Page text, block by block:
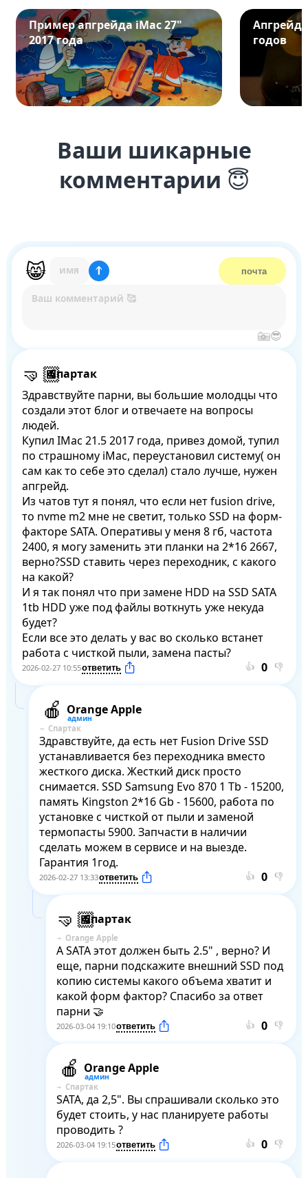
Пример апгрейда iMac 27"
2017 года
Апгрейд
годов
Ваши шикарные
комментарии 😇
Спартак
Здравствуйте парни, вы большие молодцы что
создали этот блог и отвечаете на вопросы
людей.
Купил IMac 21.5 2017 года, привез домой, тупил
по страшному iMac, переустановил систему( он
сам как то себе это сделал) стало лучше, нужен
апгрейд.
Из чатов тут я понял, что если нет fusion drive,
то nvme m2 мне не светит, только SSD на форм-
факторе SATA. Оперативы у меня 8 гб, частота
2400, я могу заменить эти планки на 2*16 2667,
верно?SSD ставить через переходник, с какого
на какой?
И я так понял что при замене HDD на SSD SATA
1tb HDD уже под файлы воткнуть уже некуда
будет?
Если все это делать у вас во сколько встанет
работа с чисткой пыли, замена пасты?
2026-02-27 10:55 👍 👎
Orange Apple
Спартак
Здравствуйте, да есть нет Fusion Drive SSD
устанавливается без переходника вместо
жесткого диска. Жесткий диск просто
снимается. SSD Samsung Evo 870 1 Tb - 15200,
память Kingston 2*16 Gb - 15600, работа по
установке с чисткой от пыли и заменой
термопасты 5900. Запчасти в наличии
сделать можем в сервисе и на выезде.
Гарантия 1год.
2026-02-27 13:33 👍 👎
Спартак
Orange Apple
A SATA этот должен быть 2.5" , верно? И
еще, парни подскажите внешний SSD под
копию системы какого объема хватит и
какой форм фактор? Спасибо за ответ
парни 🤝
2026-03-04 19:10 👍 👎
Orange Apple
Спартак
SATA, да 2,5". Вы спрашивали сколько это
будет стоить, у нас планируете работы
проводить ?
2026-03-04 19:15 👍 👎